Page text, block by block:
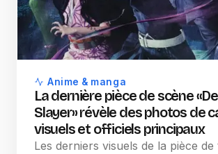
Anime & manga
La dernière pièce de scène
Slayer» révèle des photos de
visuels et officiels principaux
Les derniers visuels de la pièce de